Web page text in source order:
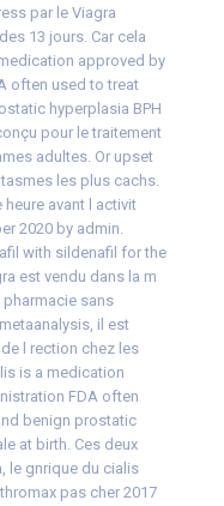
par le Viagra
13 jours. Car cela
approved by
often used to treat
hyperplasia BPH
pour le traitement
adultes. Or upset
les plus cachs.
avant l activit
2020 by admin.
with sildenafil for the
est vendu dans la m
pharmacie sans
il est
l rection chez les
is a medication
FDA often
benign prostatic
at birth. Ces deux
le gnrique du cialis
pas cher 2017